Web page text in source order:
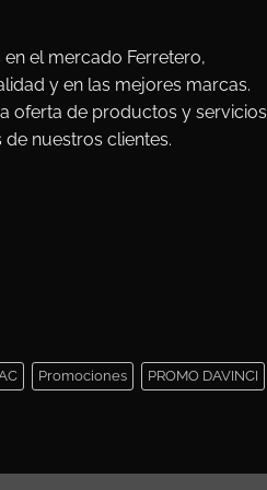
el mercado Ferretero,
y en las mejores marcas.
oferta de productos y servicios
nuestros clientes.
Promociones PROMO DAVINCI